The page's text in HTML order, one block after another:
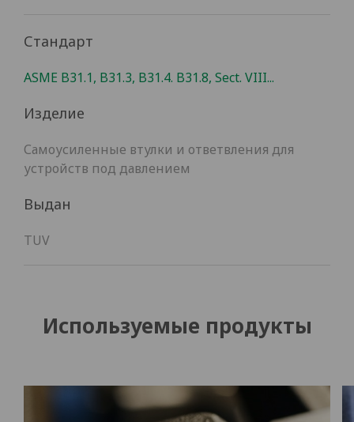
Стандарт
ASME B31.1, B31.3, B31.4. B31.8, Sect. VIII...
Изделие
Самоусиленные втулки и ответвления для
устройств под давлением
Выдан
TUV
Используемые продукты
Скачать каталог